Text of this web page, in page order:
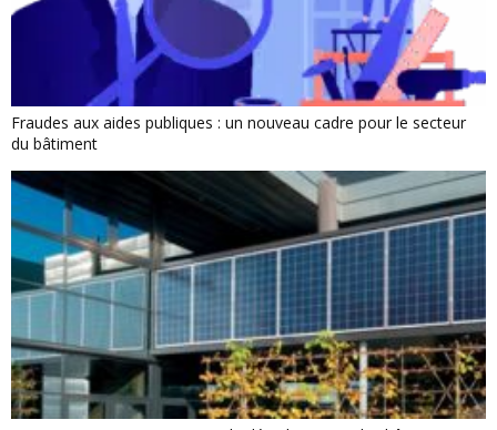
Fraudes aux aides publiques : un nouveau cadre pour le secteur
du bâtiment